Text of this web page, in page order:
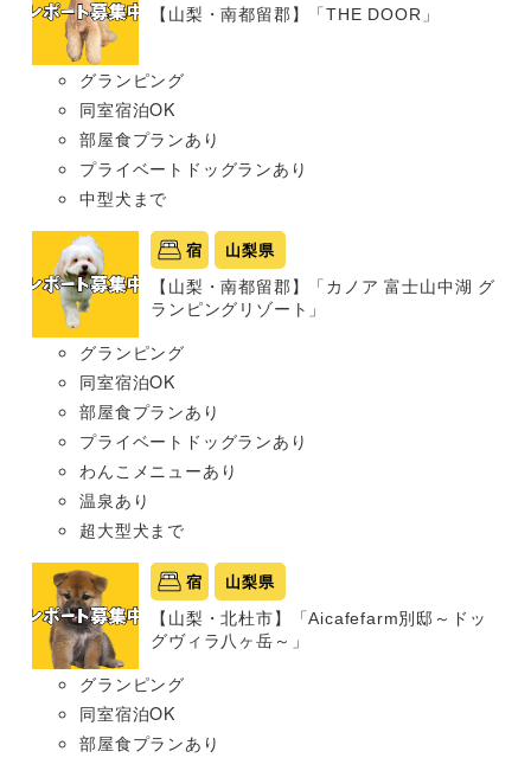
【山梨・南都留郡】「THE DOOR」
グランピング
同室宿泊OK
部屋食プランあり
プライベートドッグランあり
中型犬まで
宿 山梨県
【山梨・南都留郡】「カノア 富士山中湖 グ
ランピングリゾート」
グランピング
同室宿泊OK
部屋食プランあり
プライベートドッグランあり
わんこメニューあり
温泉あり
超大型犬まで
宿 山梨県
【山梨・北杜市】「Aicafefarm別邸～ドッ
グヴィラ八ヶ岳～」
グランピング
同室宿泊OK
部屋食プランあり